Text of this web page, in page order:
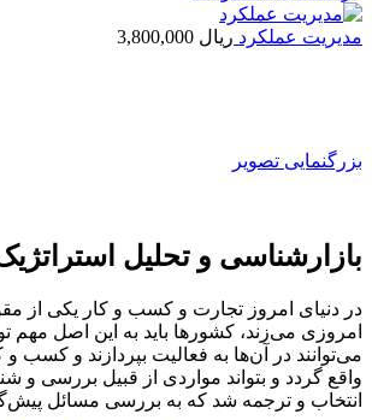
مدیریت عملکرد ریال
بزرگنمایی تصویر
بازارشناسی و تحلیل
در دنیای امروز تجارت و کسب و کار یکی از
امروزی می‌زند، کشورها باید به این اصل مهم
می‌توانند در آن‌ها به فعالیت بپردازند و کسب
واقع گردد و بتواند مواردی از قبیل بررسی و
انتخاب و ترجمه شد که به بررسی مسائل